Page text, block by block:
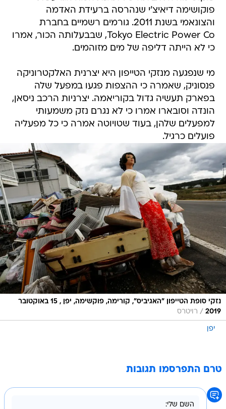
פוקושימה דיאיצ'י שנהרסה ברעידת האדמה
והצונאמי בשנת 2011. גורמים רשמיים בחברת
Tokyo Electric Power Co, שבבעלותה הכור, אמרו
כי לא הייתה דליפה של מים מזוהמים.
מי שנפגעה מנזקי הטייפון היא יצרנית האלקטרוניקה
פנסוניק, שאמרה כי ההצפות פגעו במפעל שלה
בפארק תעשיה גדול בקוריאמה. יצרניות הרכב ניסאן,
הונדה וסובארו אמרו כי לא נגרם נזק משמעותי
למפעלים שלהן, בעוד שטויוטה אמרה כי כל מפעליה
פועלים כרגיל.
נזקי סופת הטייפון "האגיביס", קורימה, פוקשימה, יפן , 15 באוקטובר
2019
/ רויטרס
יפן
טרם התפרסמו תגובות